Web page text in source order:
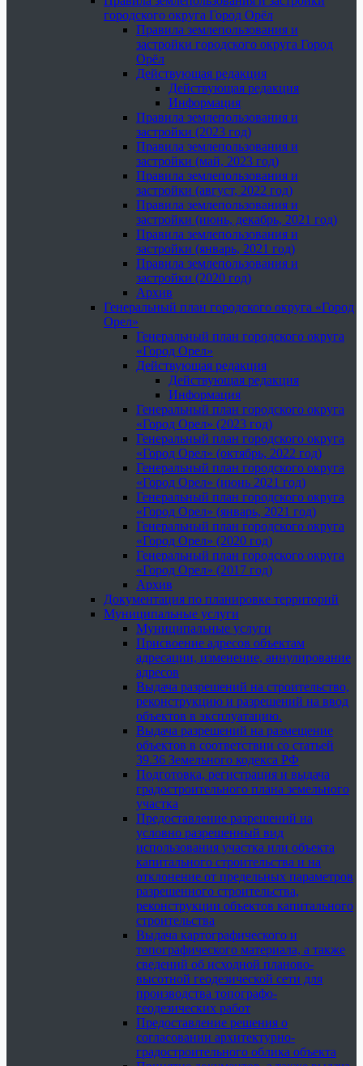
городского округа Город Орёл
Правила землепользования и
застройки городского округа Город
Орёл
Действующая редакция
Действующая редакция
Информация
Правила землепользования и
застройки (2023 год)
Правила землепользования и
застройки (май, 2023 год)
Правила землепользования и
застройки (август, 2022 год)
Правила землепользования и
застройки (июнь, декабрь, 2021 год)
Правила землепользования и
застройки (январь, 2021 год)
Правила землепользования и
застройки (2020 год)
Архив
Генеральный план городского округа «Город
Орел»
Генеральный план городского округа
«Город Орел»
Действующая редакция
Действующая редакция
Информация
Генеральный план городского округа
«Город Орел» (2023 год)
Генеральный план городского округа
«Город Орел» (октябрь, 2022 год)
Генеральный план городского округа
«Город Орел» (июнь 2021 год)
Генеральный план городского округа
«Город Орел» (январь, 2021 год)
Генеральный план городского округа
«Город Орел» (2020 год)
Генеральный план городского округа
«Город Орел» (2017 год)
Архив
Документация по планировке территорий
Муниципальные услуги
Муниципальные услуги
Присвоение адресов объектам
адресации, изменение, аннулирование
адресов
Выдача разрешений на строительство,
реконструкцию и разрешений на ввод
объектов в эксплуатацию.
Выдача разрешений на размещение
объектов в соответствии со статьей
39.36 Земельного кодекса РФ
Подготовка, регистрация и выдача
градостроительного плана земельного
участка
Предоставление разрешений на
условно разрешенный вид
использования участка или объекта
капитального строительства и на
отклонение от предельных параметров
разрешенного строительства,
реконструкции объектов капитального
строительства
Выдача картографического и
топографического материала, а также
сведений об исходной планово-
высотной геодезической сети для
производства топографо-
геодезических работ
Предоставление решения о
согласовании архитектурно-
градостроительного облика объекта